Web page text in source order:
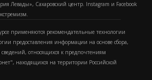
Левады», Сахаровский центр. Instagram и Facebook
применяются рекомендательные технологии
предоставления информации на основе сбора,
относящихся к предпочтениям
находящихся на территории Российской